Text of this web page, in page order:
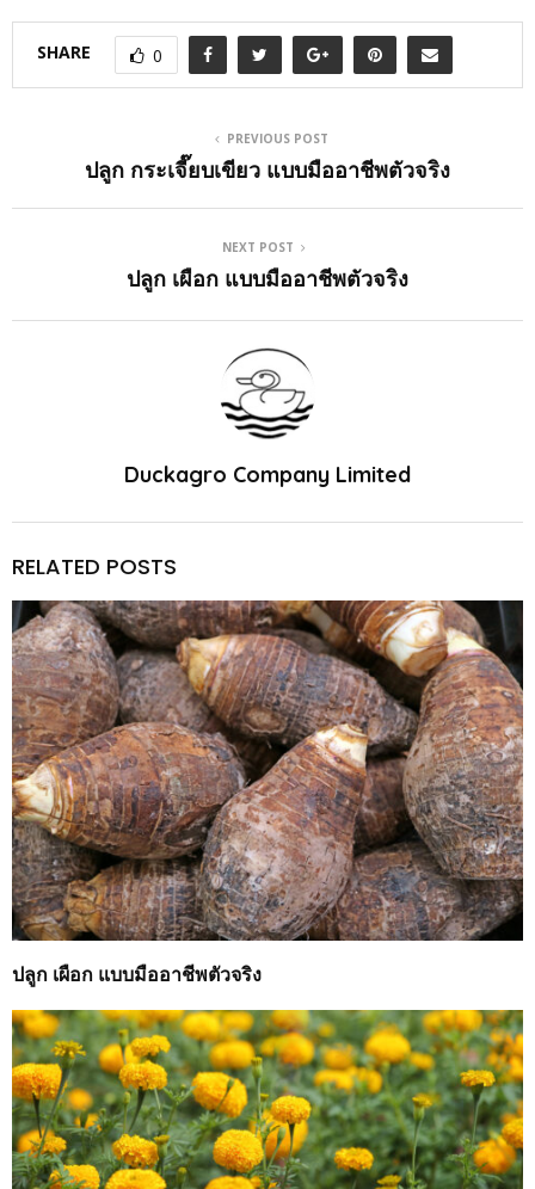
SHARE 0
PREVIOUS POST
ปลูก กระเจี๊ยบเขียว แบบมืออาชีพตัวจริง
NEXT POST
ปลูก เผือก แบบมืออาชีพตัวจริง
Duckagro Company Limited
RELATED POSTS
ปลูก เผือก แบบมืออาชีพตัวจริง